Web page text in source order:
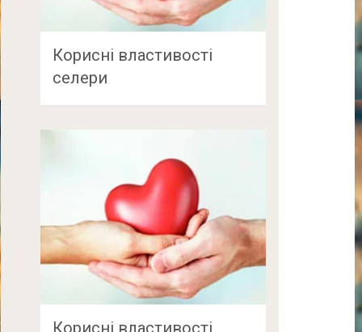
Корисні властивості
селери
Корисні властивості